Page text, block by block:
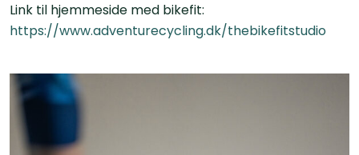
Link til hjemmeside med bikefit:
https://www.adventurecycling.dk/thebikefitstudio